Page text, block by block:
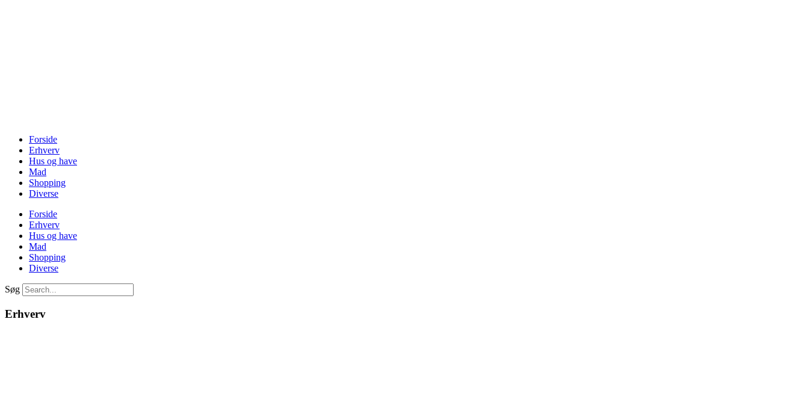
Forside
Erhverv
Hus og have
Mad
Shopping
Diverse
Forside
Erhverv
Hus og have
Mad
Shopping
Diverse
Søg
Erhverv